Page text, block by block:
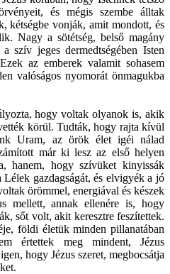
és mégis szembe álltak
kétségbe vonják, amit mondott, és
Nagy a sötétség, belső magány
szív jeges dermedtségében Isten
az emberek valamit sohasem
valóságos nyomorát önmagukba
hogy voltak olyanok is, akik
körül. Tudták, hogy rajta kívül
Uram, az örök élet igéi nálad
már ki lesz az első helyen
hanem, hogy szívüket kinyissák
gazdagságát, és elvigyék a jó
örömmel, energiával és készek
mellett, annak ellenére is, hogy
sőt volt, akit keresztre feszítettek.
földi életük minden pillanatában
értettek meg mindent, Jézus
hogy Jézus szeret, megbocsátja